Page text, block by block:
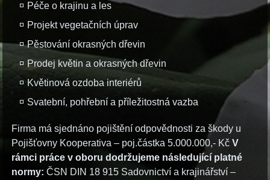
Péče o krajinu a les
Projekt vegetačních úprav
Pěstování okrasných dřevin
Prodej květin a okrasných dřevin
Květinová ozdoba interiérů
Svatební, pohřební a příležitostná vazba
Firma má sjednáno pojištění odpovědnosti za škody u
Pojišťovny Kooperativa – poj.částka 5.000.000,- KčV
rámci práce v oboru dodržujeme následující platné
normy: ČSN DIN 18 915 Sadovnictví a krajinářství –